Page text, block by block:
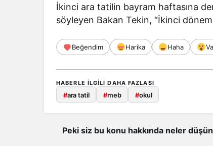
İkinci ara tatilin bayram haftasına
söyleyen Bakan Tekin, “İkinci
Beğendim Harika Haha
HABERLE ILGILI DAHA FAZLASI
#ara tatil #meb #okul
Peki siz bu konu hakkında neler